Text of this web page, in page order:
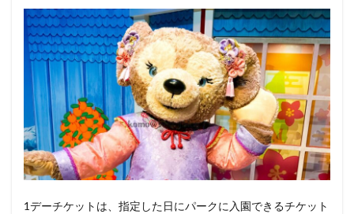
1デーチケットは、 指定した日にパークに入園できるチケット